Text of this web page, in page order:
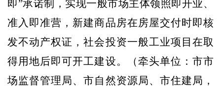
即”承诺制，实现一般市场主体领照即开业、
准入即准营，新建商品房在房屋交付时即核
发不动产权证，社会投资一般工业项目在取
得用地后即可开工建设。
（牵头单位：市市
场监督管理局、市自然资源局、市住建局，